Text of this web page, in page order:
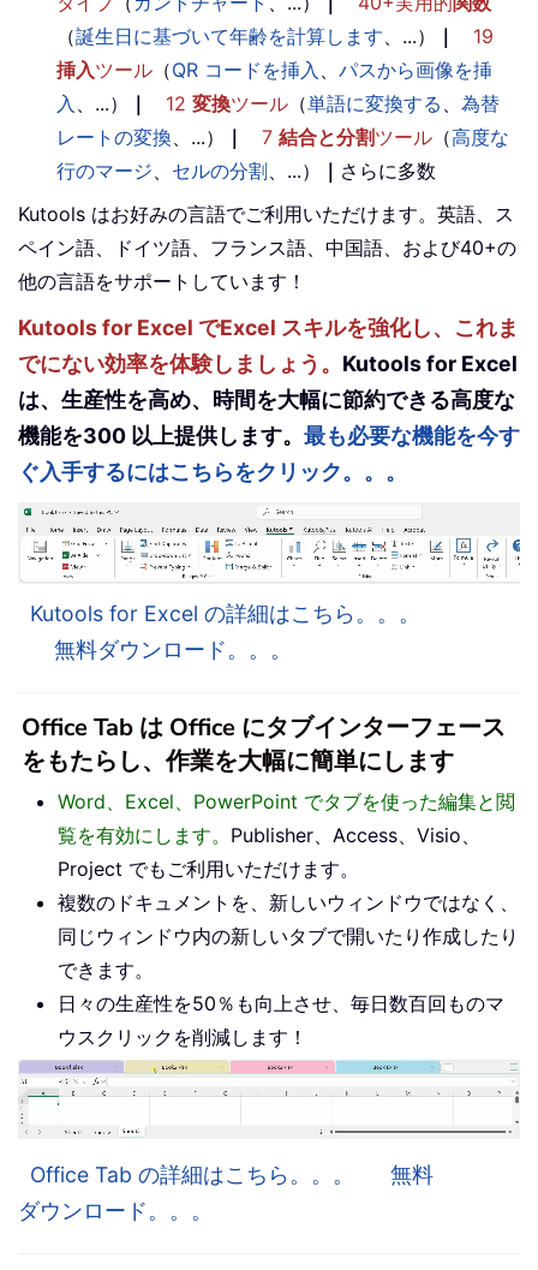
（誕生日に基づいて年齢を計算します 、...） ｜
19
挿入ツール （QR コードを挿入
パスから画像を挿
入
、...） ｜ 12 変換ツール （単語に変換する
為替
レートの変換 、...） ｜ 7 結合と分割ツール （高度な
行のマージ
セルの分割 、...） ｜ さらに多数
Kutools はお好みの言語でご利用いただけます。英語、ス
ペイン語、ドイツ語、フランス語、中国語、および40+の
他の言語をサポートしています！
Kutools for Excel でExcel スキルを強化し、これま
でにない効率を体験しましょう。 Kutools for Excel
は、生産性を高め、時間を大幅に節約できる高度な
機能を300 以上提供します。 最も必要な機能を今す
ぐ入手するにはこちらをクリック。。。
Kutools for Excel の詳細はこちら。。。
無料ダウンロード。。。
Office Tab は Office にタブインターフェース
をもたらし、作業を大幅に簡単にします
Word、Excel、PowerPoint でタブを使った編集と閲
覧を有効にします。 Publisher、Access、Visio、
Project でもご利用いただけます。
複数のドキュメントを、新しいウィンドウではなく、
同じウィンドウ内の新しいタブで開いたり作成したり
できます。
日々の生産性を50％も向上させ、毎日数百回ものマ
ウスクリックを削減します！
Office Tab の詳細はこちら。。。
無料
ダウンロード。。。